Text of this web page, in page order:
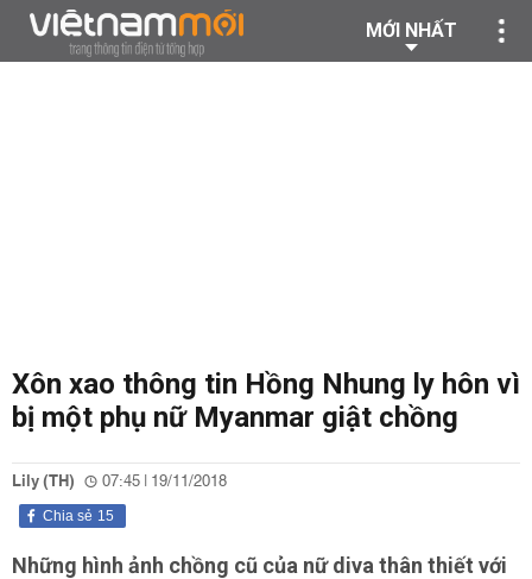
MỚI NHẤT
Xôn xao thông tin Hồng Nhung ly hôn vì
bị một phụ nữ Myanmar giật chồng
Lily (TH) 07:45 | 19/11/2018
15
Chia sẻ
Những hình ảnh chồng cũ của nữ diva thân thiết với